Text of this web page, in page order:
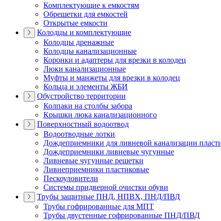
Комплектующие к емкостям
Обрешетки для емкостей
Открытые емкости
Колодцы и комплектующие
Колодцы дренажные
Колодцы канализационные
Коронки и адаптеры для врезки в колодец
Люки канализационные
Муфты и манжеты для врезки в колодец
Кольца и элементы ЖБИ
Обустройство территории
Колпаки на столбы забора
Крышки люка канализационного
Поверхностный водоотвод
Водоотводные лотки
Дождеприемники для ливневой канализации
Дождеприемники ливневые чугунные
Ливневые чугунные решетки
Ливнеприемники пластиковые
Пескоуловители
Системы придверной очистки обуви
Трубы защитные ПНД, НПВХ, ПНД/ПВД
Трубы гофрированные для МПТ
Трубы двустенные гофрированные ПНД/ПВД